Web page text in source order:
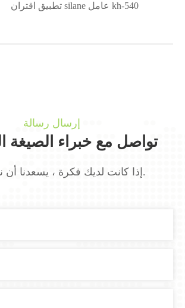
تطبيق اقتران silane عامل kh-540
إرسال رسالة
تواصل مع خبراء الصيغة
إذا كانت لديك فكرة ، يسعدنا أن نسمع عنها.